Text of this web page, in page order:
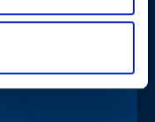
Sat, 22. Oct 2011, 9.45